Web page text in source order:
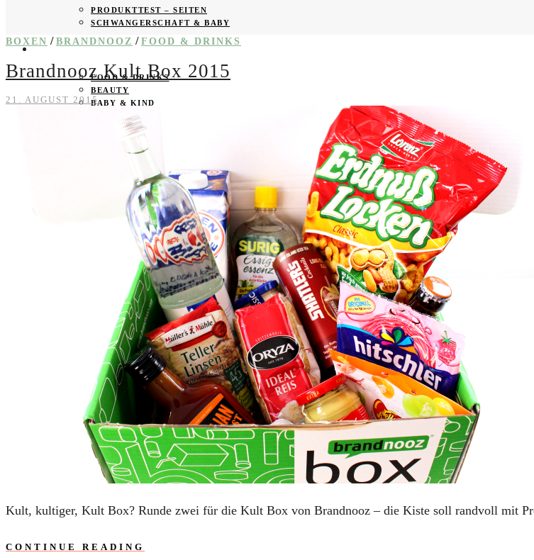
PRODUKTTEST – SEITEN
SCHWANGERSCHAFT & BABY
PRODUKTTESTER GESUCHT
FOOD & DRINKS
BEAUTY
BABY & KIND
BLOGGER
BÜCHER
CASHBACK
GESUNDHEIT & SPORT
KAUTION
TECHNIK
FOOD & DRINKS
KIND & BABY
BEAUTY
REZEPTE
LIFESTYLE
TIERE
SPORT & FITNESS
TECHNIK
GEWINNSPIELE
HAUSHALTSGERÄTE
KAFFEEMASCHINEN & CO
FOTOS UND FOTOBÜCHER
AUTOS
REISE
BOXEN
KIND & KEGEL
BOXEN / BRANDNOOZ / FOOD & DRINKS
Brandnooz Kult Box 2015
21. AUGUST 2015
Kult, kultiger, Kult Box? Runde zwei für die Kult Box von Brandnooz – die Kiste soll randvoll mit
CONTINUE READING